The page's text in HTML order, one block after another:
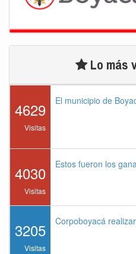
Lo más
4629
Visitas
El municipio de
4030
Visitas
Estos fueron los
3205
Visitas
Corpoboyacá